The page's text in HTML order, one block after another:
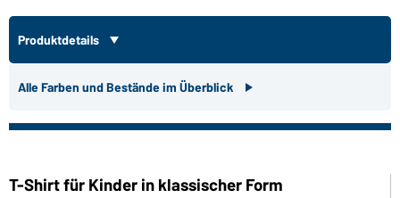
Produktdetails
Alle Farben und Bestände im Überblick
T-Shirt für Kinder in klassischer Form